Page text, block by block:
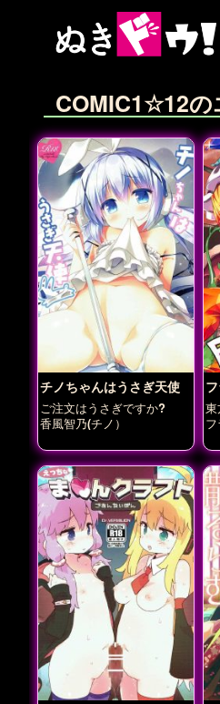
COMIC1☆12の
チノちゃんはうさぎ天使
ご注文はうさぎですか?
香風智乃(チノ）